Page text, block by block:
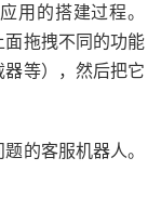
用的搭建过程。
拖拽不同的功能
等），然后把它
的客服机器人。